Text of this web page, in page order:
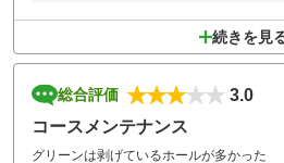
続きを見
総合評価
3.0
コースメンテナンス
グリーンは剥げているホールが多かった